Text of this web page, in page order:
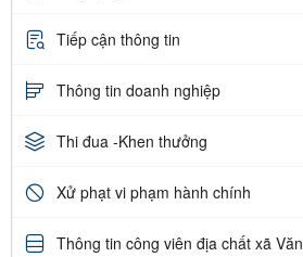
Tiếp cận thông tin
Thông tin doanh nghiệp
Thi đua -Khen thưởng
Xử phạt vi phạm hành chính
Thông tin công viên địa chất xã